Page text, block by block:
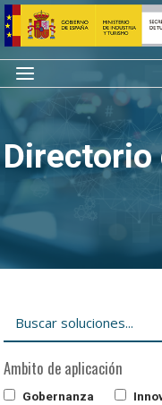
Saltar
al
contenido
Inicio
Menú
Directorio
Ambito de aplicación
Gobernanza